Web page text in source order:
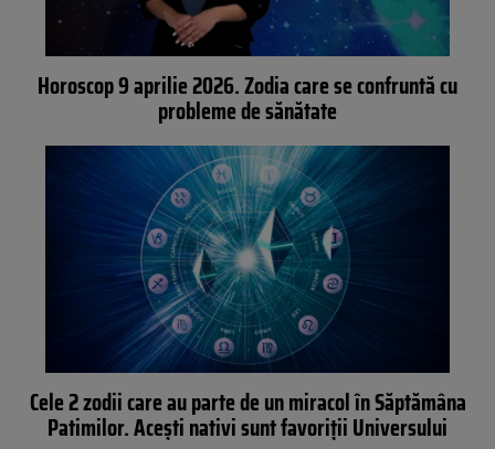
Horoscop 9 aprilie 2026. Zodia care se confruntă cu
probleme de sănătate
Cele 2 zodii care au parte de un miracol în Săptămâna
Patimilor. Acești nativi sunt favoriții Universului